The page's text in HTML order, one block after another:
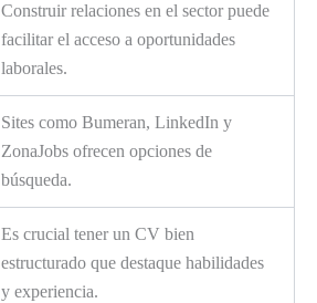
Construir relaciones en el sector puede
facilitar el acceso a oportunidades
laborales.
Sites como Bumeran, LinkedIn y
ZonaJobs ofrecen opciones de
búsqueda.
Es crucial tener un CV bien
estructurado que destaque habilidades
y experiencia.